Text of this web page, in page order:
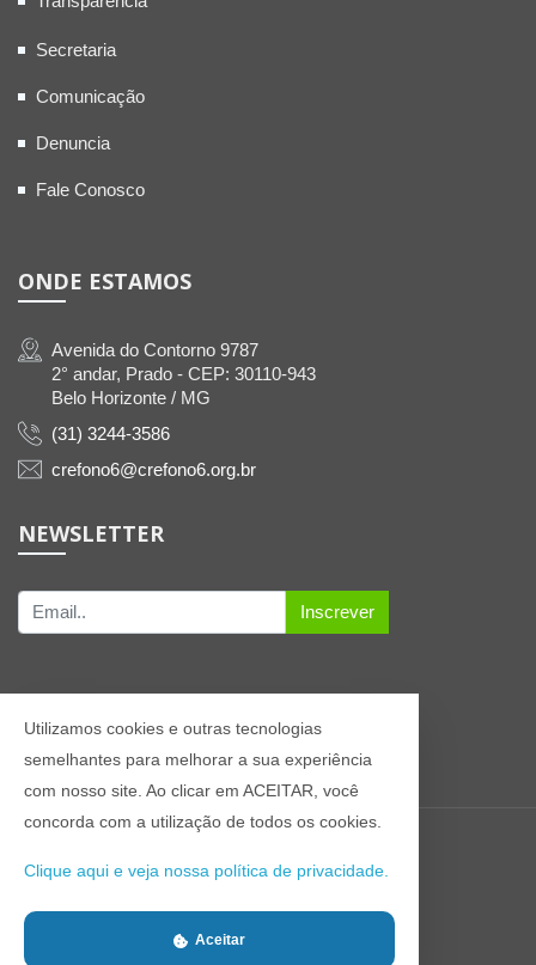
Secretaria
Comunicação
Denuncia
Fale Conosco
ONDE ESTAMOS
Avenida do Contorno 9787
2° andar, Prado - CEP: 30110-943
Belo Horizonte / MG
(31) 3244-3586
crefono6@crefono6.org.br
NEWSLETTER
Inscrever
© 2021 Todos os direitos reservados CREFONO6
Utilizamos cookies e outras tecnologias
semelhantes para melhorar a sua experiência
com nosso site. Ao clicar em ACEITAR, você
concorda com a utilização de todos os cookies.
Clique aqui e veja nossa política de privacidade.
Aceitar